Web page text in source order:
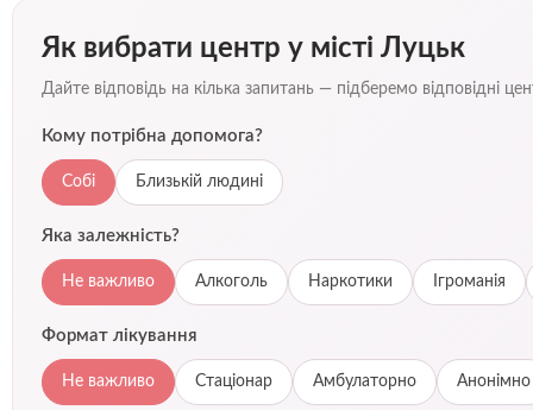
Як вибрати центр у місті Луцьк
Дайте відповідь на кілька запитань — підберемо відповідні
Кому потрібна допомога?
Собі Близькій людині
Яка залежність?
Не важливо Алкоголь Наркотики Ігроманія
Формат лікування
Не важливо Стаціонар Амбулаторно Анонімно